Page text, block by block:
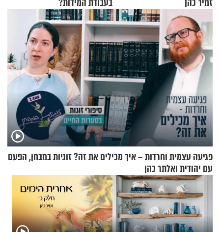
פגיעה עצמית וחרדות – איך מכילים את זה? זוגיות במבחן, הפעם
עם יהודית ואלתר כהן